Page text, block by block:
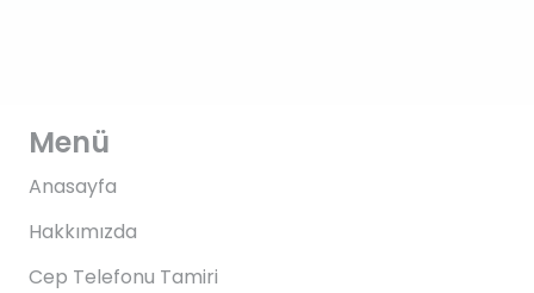
Menü
Anasayfa
Hakkımızda
Cep Telefonu Tamiri